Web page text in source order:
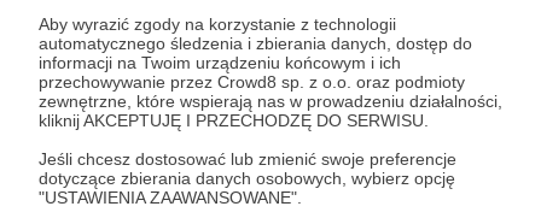
Aby wyrazić zgody na korzystanie z technologii
automatycznego śledzenia i zbierania danych, dostęp do
informacji na Twoim urządzeniu końcowym i ich
przechowywanie przez Crowd8 sp. z o.o. oraz podmioty
zewnętrzne, które wspierają nas w prowadzeniu działalności,
kliknij AKCEPTUJĘ I PRZECHODZĘ DO SERWISU.
Jeśli chcesz dostosować lub zmienić swoje preferencje
dotyczące zbierania danych osobowych, wybierz opcję
"USTAWIENIA ZAAWANSOWANE".
Wesprzyj działalność AutoraAgnieszka z
Cuzamendokupyjuż teraz!